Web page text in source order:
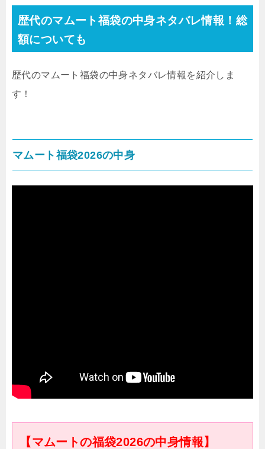
歴代のマムート福袋の中身ネタバレ情報！総
額についても
歴代のマムート福袋の中身ネタバレ情報を紹介しま
す！
マムート福袋2026の中身
【マムートの福袋2026の中身情報】